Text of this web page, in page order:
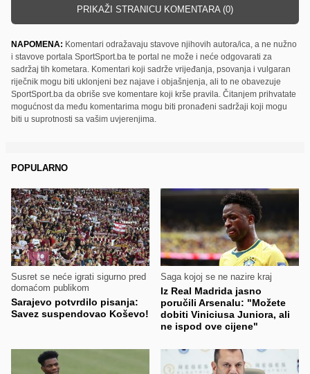
PRIKAŽI STRANICU KOMENTARA (0)
NAPOMENA: Komentari odražavaju stavove njihovih autora/ica, a ne nužno
i stavove portala SportSport.ba te portal ne može i neće odgovarati za
sadržaj tih kometara. Komentari koji sadrže vrijeđanja, psovanja i vulgaran
riječnik mogu biti uklonjeni bez najave i objašnjenja, ali to ne obavezuje
SportSport.ba da obriše sve komentare koji krše pravila. Čitanjem prihvatate
mogućnost da među komentarima mogu biti pronađeni sadržaji koji mogu
biti u suprotnosti sa vašim uvjerenjima.
POPULARNO
Susret se neće igrati sigurno pred
domaćom publikom
Sarajevo potvrdilo pisanja:
Savez suspendovao Koševo!
Saga kojoj se ne nazire kraj
Iz Real Madrida jasno
poručili Arsenalu: "Možete
dobiti Viniciusa Juniora, ali
ne ispod ove cijene"